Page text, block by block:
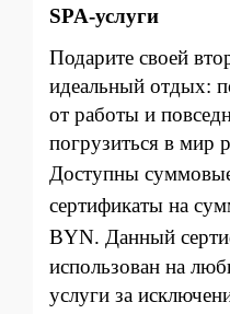
SPA-услуги
Подарите своей
идеальный отдых:
от работы и
погрузиться в мир
Доступны сумм
сертификаты на
BYN. Данный
использован на
услуги за